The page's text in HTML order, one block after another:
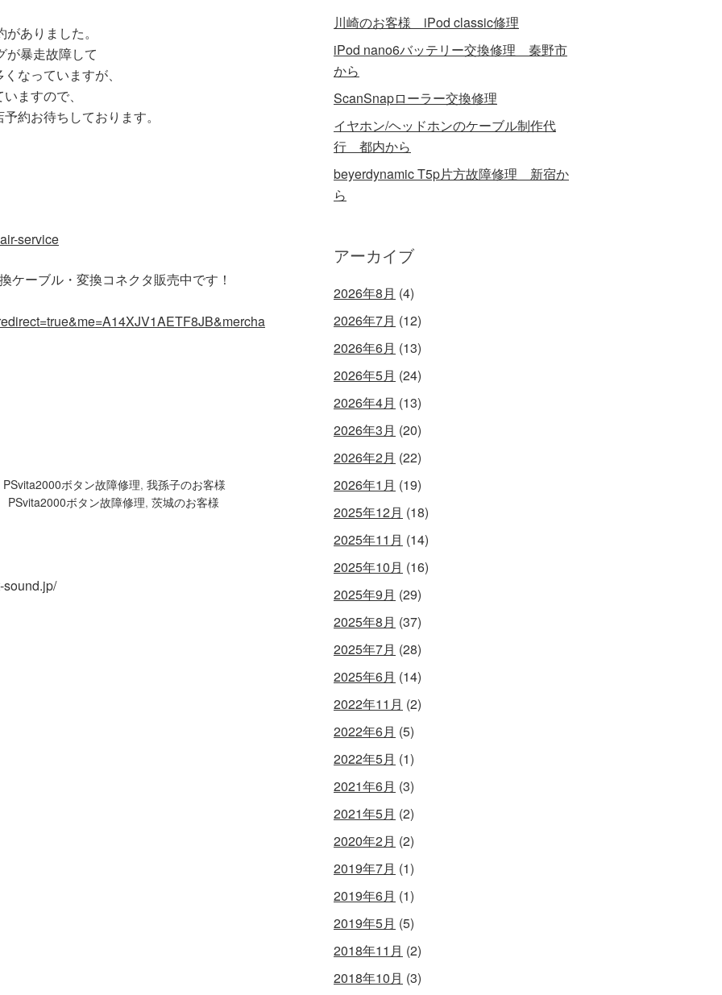
ありました。
が暴走故障して
なっていますが、
ますので、
約お待ちしております。
service
ケーブル・変換コネクタ販売中です！
ボタン故障修理, 我孫子のお客様
ボタン故障修理, 茨城のお客様
sound.jp/
川崎のお客様 iPod classic修理
iPod nano6バッテリー交換修理 秦野市
から
ScanSnapローラー交換修理
イヤホン/ヘッドホンのケーブル制作代
行 都内から
beyerdynamic T5p片方故障修理 新宿か
ら
アーカイブ
2026年8月 (4)
2026年7月 (12)
2026年6月 (13)
2026年5月 (24)
2026年4月 (13)
2026年3月 (20)
2026年2月 (22)
2026年1月 (19)
2025年12月 (18)
2025年11月 (14)
2025年10月 (16)
2025年9月 (29)
2025年8月 (37)
2025年7月 (28)
2025年6月 (14)
2022年11月 (2)
2022年6月 (5)
2022年5月 (1)
2021年6月 (3)
2021年5月 (2)
2020年2月 (2)
2019年7月 (1)
2019年6月 (1)
2019年5月 (5)
2018年11月 (2)
2018年10月 (3)